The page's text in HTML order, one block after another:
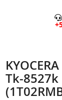
Tk-8527k